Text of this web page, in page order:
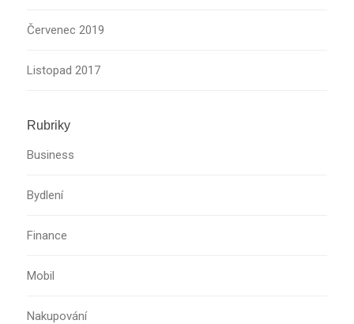
Červenec 2019
Listopad 2017
Rubriky
Business
Bydlení
Finance
Mobil
Nakupování